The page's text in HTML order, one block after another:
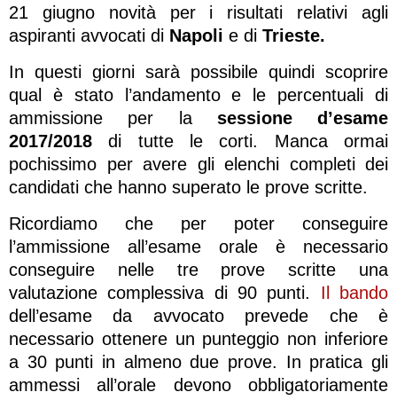
21 giugno novità per i risultati relativi agli
aspiranti avvocati di Napoli e di Trieste.
In questi giorni sarà possibile quindi scoprire
qual è stato l’andamento e le percentuali di
ammissione per lasessione d’esame
2017/2018 di tutte le corti. Manca ormai
pochissimo per avere gli elenchi completi dei
candidati che hanno superato le prove scritte.
Ricordiamo che per poter conseguire
l’ammissione all’esame orale è necessario
conseguire nelle tre prove scritte una
valutazione complessiva di 90 punti. Il bando
dell’esame da avvocato prevede che è
necessario ottenere un punteggio non inferiore
a 30 punti in almeno due prove. In pratica gli
ammessi all’orale devono obbligatoriamente